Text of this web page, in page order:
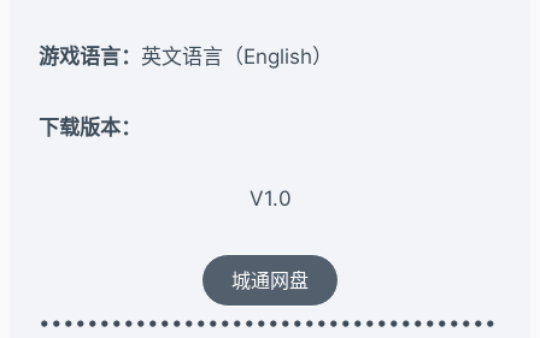
游戏语言： 英文语言（English）
下载版本：
V1.0
城通网盘
••••••••••••••••••••••••••••••••••••••